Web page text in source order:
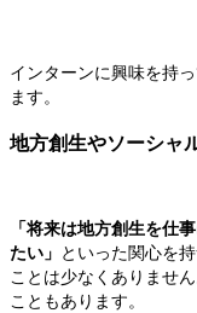
インターンに興味を持
ます。
地方創生やソーシャ
「将来は地方創生を仕
たい」 といった関心を
ことは少なくありませ
こともあります。